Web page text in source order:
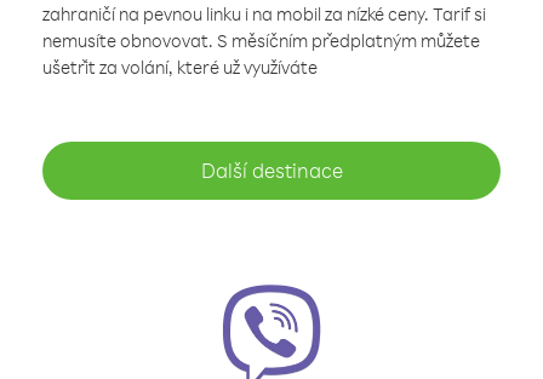
zahraničí na pevnou linku i na mobil za nízké ceny. Tarif si
nemusíte obnovovat. S měsíčním předplatným můžete
ušetřit za volání, které už využíváte
Další destinace